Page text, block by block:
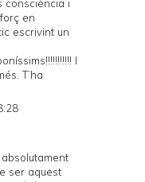
consciència i
en
escrivint un
I
T’ha
ser aquest